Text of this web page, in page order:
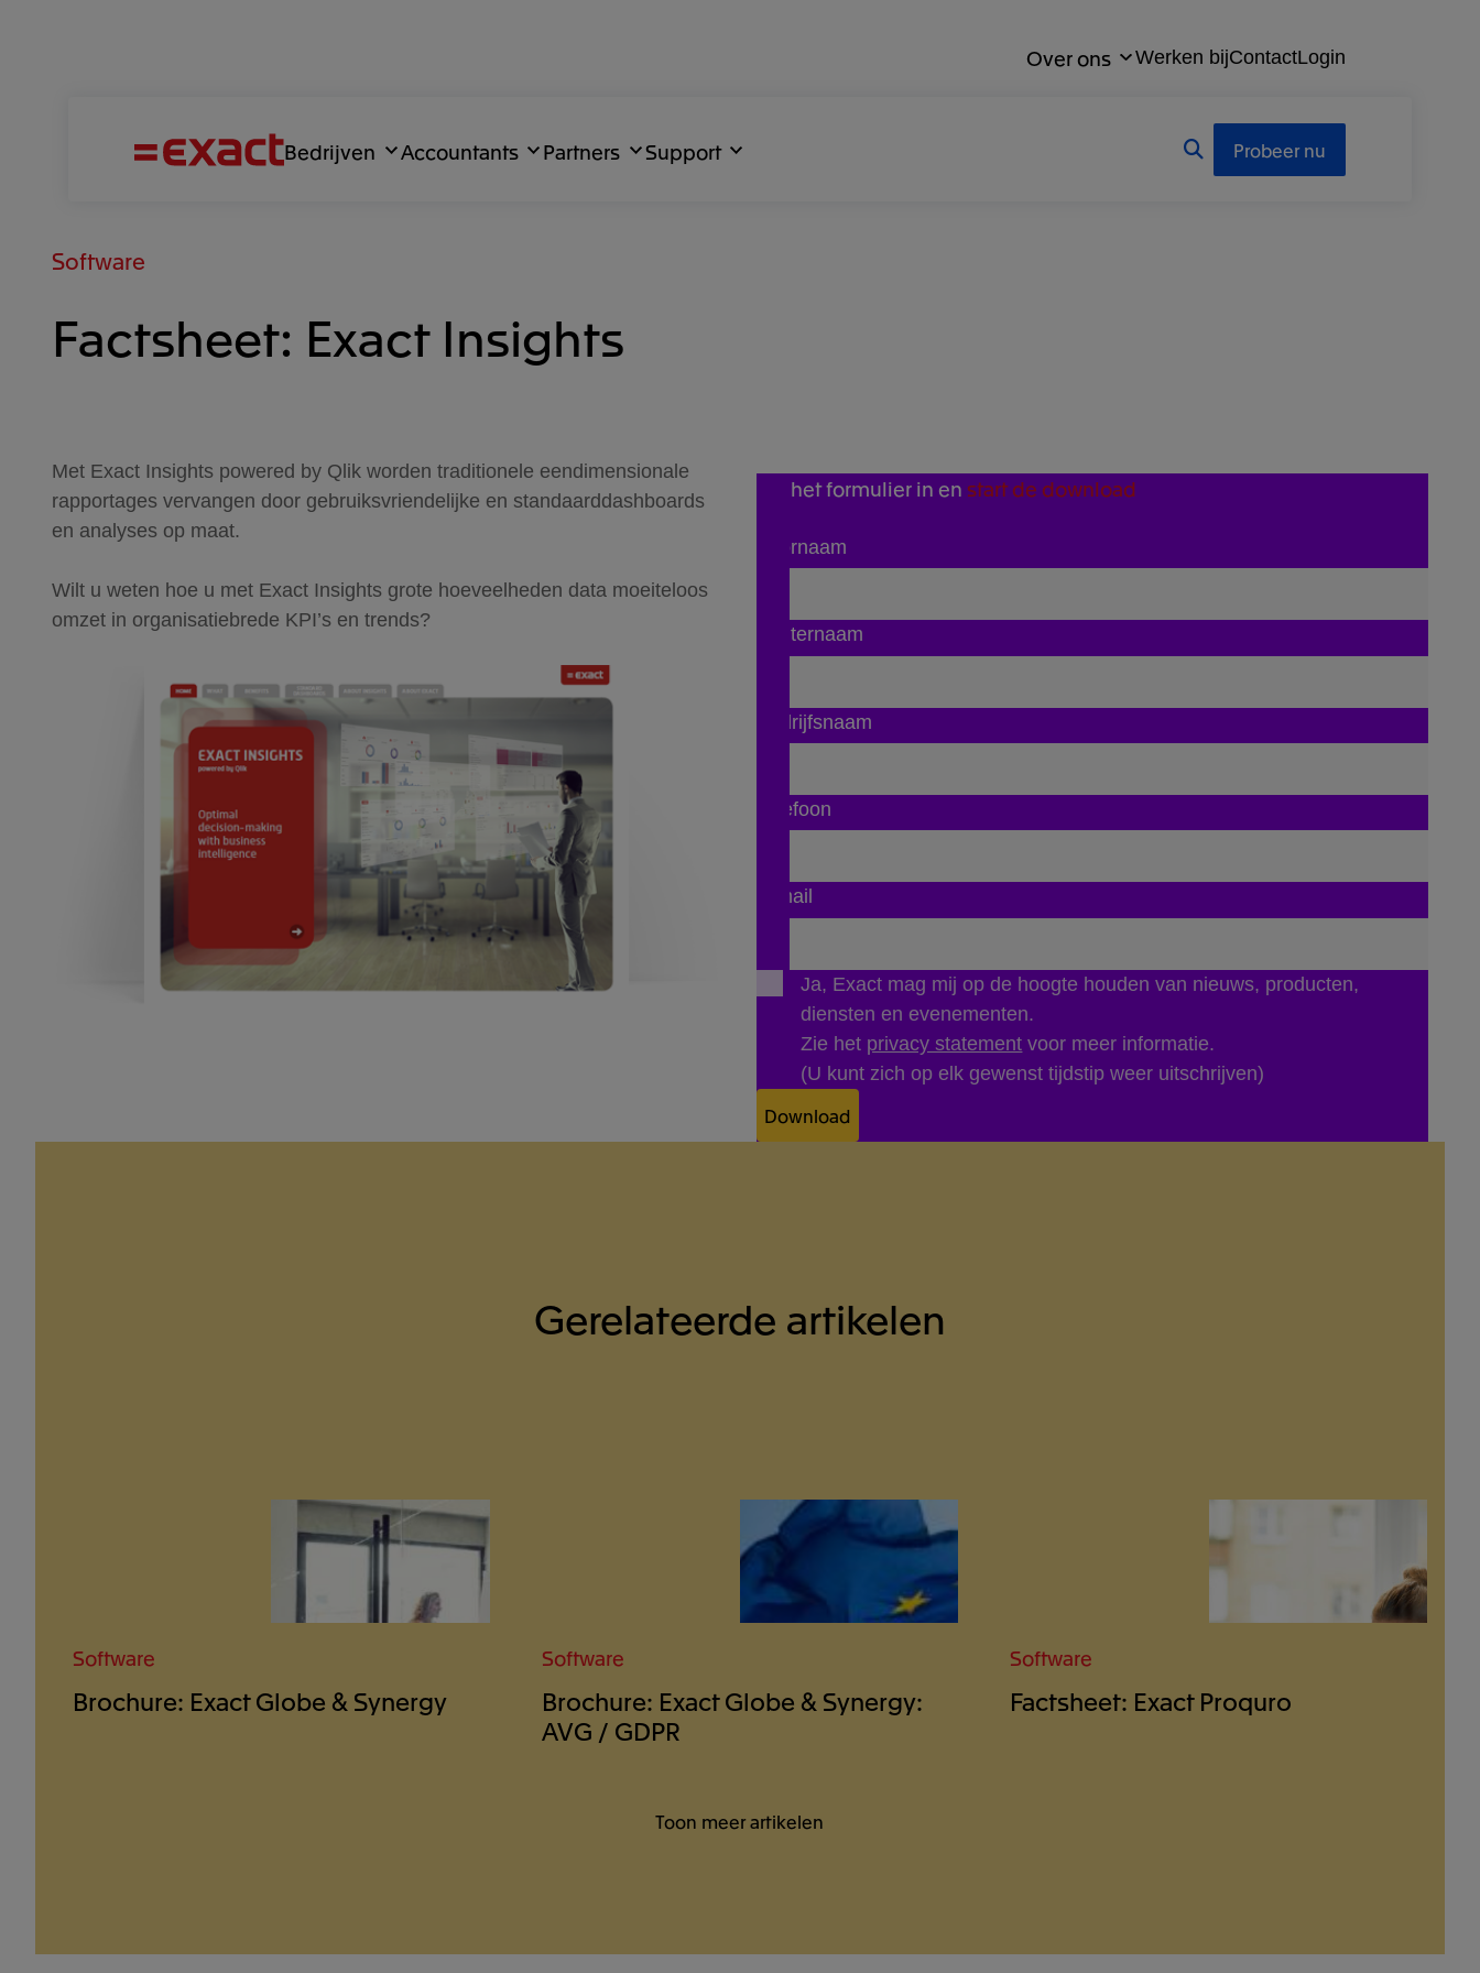
Bedrijven Accountants Partners Support Probeer nu
Over ons Werken bijContactLogin
Software
Factsheet: Exact Insights
Met Exact Insights powered by Qlik worden traditionele eendimensionale
rapportages vervangen door gebruiksvriendelijke en standaarddashboards
en analyses op maat.
Wilt u weten hoe u met Exact Insights grote hoeveelheden data moeiteloos
omzet in organisatiebrede KPI’s en trends?
Vul het formulier in en start de download
Voornaam
Achternaam
Bedrijfsnaam
Telefoon
E-mail
Ja, Exact mag mij op de hoogte houden van nieuws, producten,
diensten en evenementen.
Zie het privacy statement voor meer informatie.
(U kunt zich op elk gewenst tijdstip weer uitschrijven)
Download
Gerelateerde artikelen
Software
Brochure: Exact Globe & Synergy
Software
Brochure: Exact Globe & Synergy:
AVG / GDPR
Software
Factsheet: Exact Proquro
Toon meer artikelen